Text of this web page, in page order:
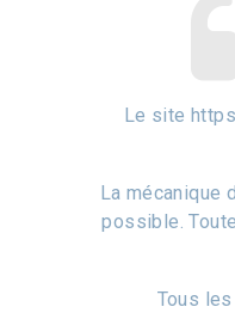
Le site
La
possible.
Tous